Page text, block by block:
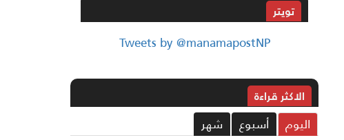
تويتر
Tweets by @manamapostNP
الاکثر قراءة
اليوم
أسبوع شهر